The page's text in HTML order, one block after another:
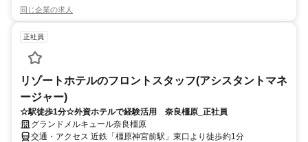
同じ企業の求人
正社員
リゾートホテルのフロントスタッフ(アシスタントマネ
ージャー)
☆駅徒歩1分☆外資ホテルで経験活用 奈良橿原_正社員
グランドメルキュール奈良橿原
交通・アクセス 近鉄「橿原神宮前駅」東口より徒歩約1分